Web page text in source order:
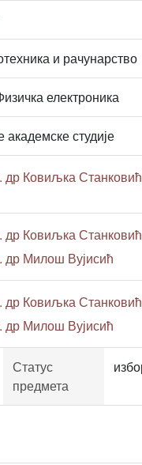
и рачунарство
електроника
академске студије
др Ковиљка Станковић
др Ковиљка Станковић
др Милош Вујисић
др Ковиљка Станковић
др Милош Вујисић
Статус
предмета